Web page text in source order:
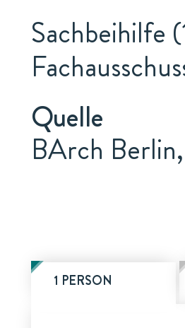
Sachbeihilfe
Quelle
BArch
1 PERSON